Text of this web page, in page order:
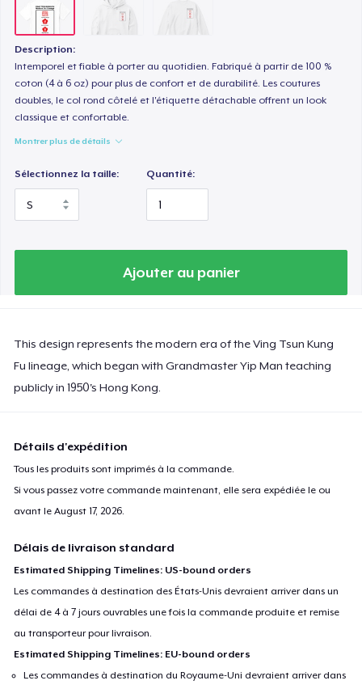
Description:
Intemporel et fiable à porter au quotidien. Fabriqué à partir de 100 %
coton (4 à 6 oz) pour plus de confort et de durabilité. Les coutures
doubles, le col rond côtelé et l'étiquette détachable offrent un look
classique et confortable.
Montrer plus de détails
Sélectionnez la taille: Quantité:
Ajouter au panier
This design represents the modern era of the Ving Tsun Kung
Fu lineage, which began with Grandmaster Yip Man teaching
publicly in 1950's Hong Kong.
Détails d'expédition
Tous les produits sont imprimés à la commande.
Si vous passez votre commande maintenant, elle sera expédiée le ou
avant leAugust 17, 2026.
Délais de livraison standard
Estimated Shipping Timelines: US-bound orders
Les commandes à destination des États-Unis devraient arriver dans un
délai de 4 à 7 jours ouvrables une fois la commande produite et remise
au transporteur pour livraison.
Estimated Shipping Timelines: EU-bound orders
Les commandes à destination du Royaume-Uni devraient arriver dans